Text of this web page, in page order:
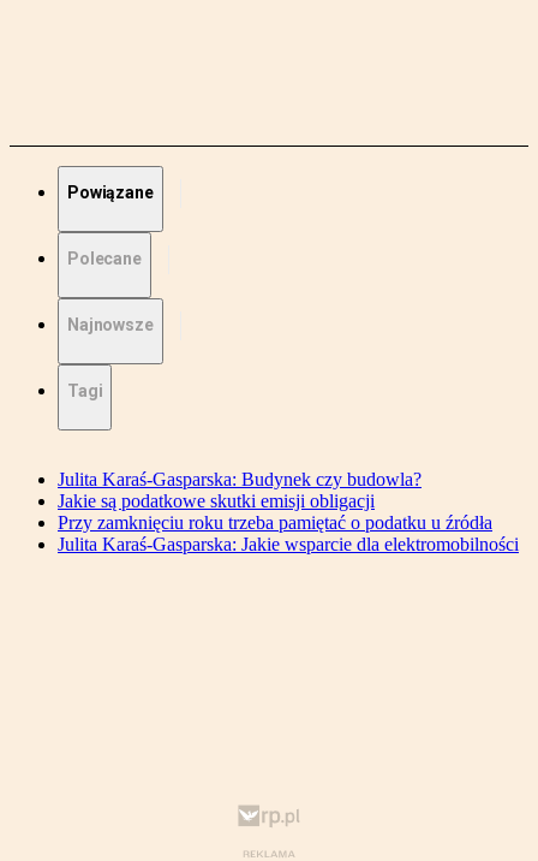
Powiązane
Polecane
Najnowsze
Tagi
Julita Karaś-Gasparska: Budynek czy budowla?
Jakie są podatkowe skutki emisji obligacji
Przy zamknięciu roku trzeba pamiętać o podatku u źródła
Julita Karaś-Gasparska: Jakie wsparcie dla elektromobilności